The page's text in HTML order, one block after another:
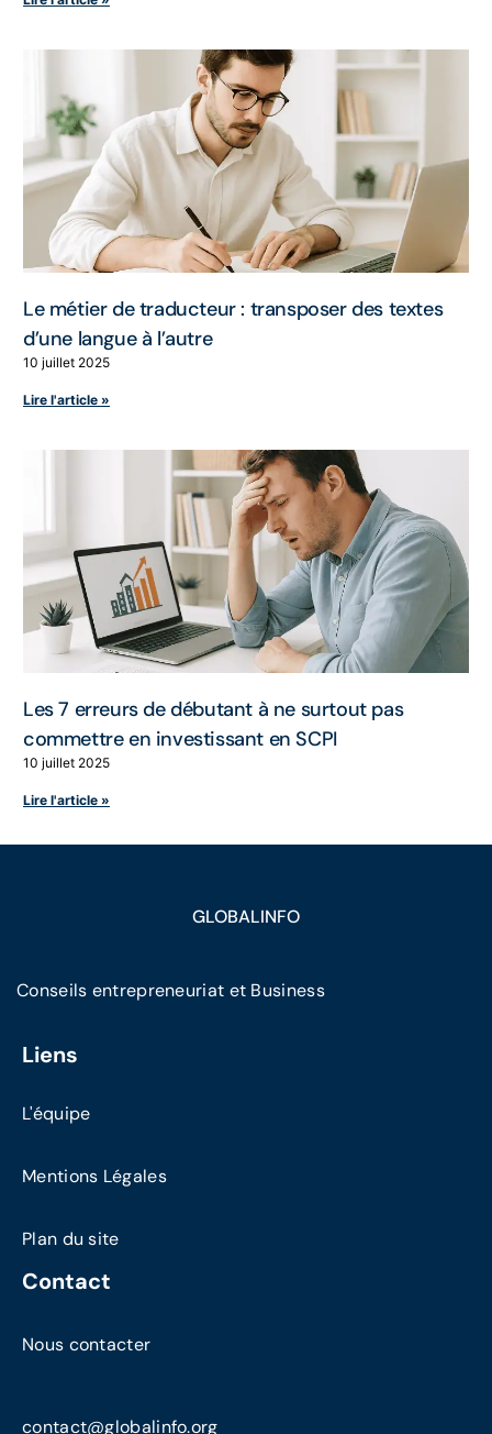
Le métier de traducteur : transposer des textes
d’une langue à l’autre
10 juillet 2025
Lire l'article »
Les 7 erreurs de débutant à ne surtout pas
commettre en investissant en SCPI
10 juillet 2025
Lire l'article »
GLOBALINFO
Conseils entrepreneuriat et Business
Liens
L'équipe
Mentions Légales
Plan du site
Contact
Nous contacter
contact@globalinfo.org